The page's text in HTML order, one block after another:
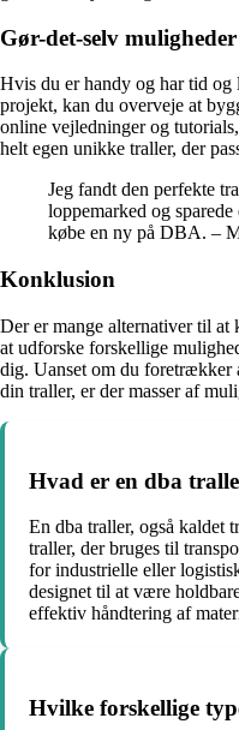
Gør-det-selv muligheder
Hvis du er handy og har tid og
projekt, kan du overveje at
online vejledninger og
helt egen unikke traller, der
Jeg fandt den perfekte
loppemarked og
købe en ny på DBA. –
Konklusion
Der er mange alternativer til
at udforske forskellige
dig. Uanset om du foretrækker
din traller, er der masser af
Hvad er en dba
En dba traller, også kaldet
traller, der bruges til
for industrielle eller
designet til at være
effektiv håndtering af
Hvilke forskellige